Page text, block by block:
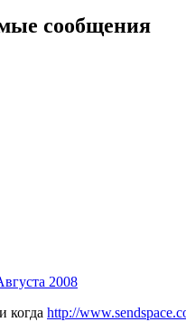
сообщения
2008
когда http://